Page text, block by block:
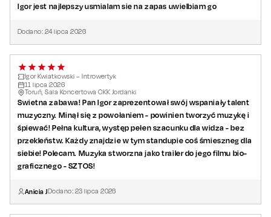
Igor jest najlepszy usmialam sie na zapas uwielbiam go
Dodano: 24lipca 2026
Igor Kwiatkowski – Introwertyk
11 lipca 2026
Toruń, Sala Koncertowa CKK Jordanki
Swietna zabawa! Pan Igor zaprezentował swój wspaniały talent
muzyczny. Minął się z powołaniem - powinien tworzyć muzykę i
śpiewać! Pełna kultura, występ pełen szacunku dla widza - bez
przekleństw. Każdy znajdzie w tym standupie coś śmieszneg dla
siebie! Polecam. Muzyka stworzna jako trailer do jego filmu bio-
graficznego - SZTOS!
Anicia JDodano: 23 lipca 2026